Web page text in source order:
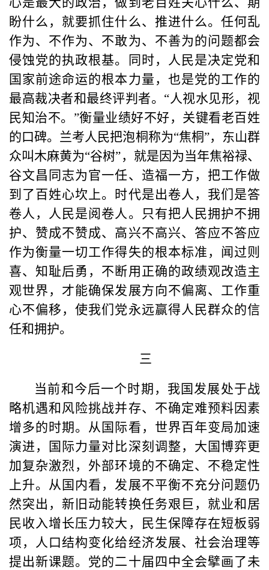
盼什么，就要抓住什么、推进什么。任何乱
作为、不作为、不敢为、不善为的问题都会
侵蚀党的执政根基。同时，人民是决定党和
国家前途命运的根本力量，也是党的工作的
最高裁决者和最终评判者。“人视水见形，视
民知治不。”衡量业绩好不好，关键看老百姓
的口碑。兰考人民把泡桐称为“焦桐”，东山群
众叫木麻黄为“谷树”，就是因为当年焦裕禄、
谷文昌同志为官一任、造福一方，把工作做
到了百姓心坎上。时代是出卷人，我们是答
卷人，人民是阅卷人。只有把人民拥护不拥
护、赞成不赞成、高兴不高兴、答应不答应
作为衡量一切工作得失的根本标准，闻过则
喜、知耻后勇，不断用正确的政绩观改造主
观世界，才能确保发展方向不偏离、工作重
心不偏移，使我们党永远赢得人民群众的信
任和拥护。
三
当前和今后一个时期，我国发展处于战
略机遇和风险挑战并存、不确定难预料因素
增多的时期。从国际看，世界百年变局加速
演进，国际力量对比深刻调整，大国博弈更
加复杂激烈，外部环境的不确定、不稳定性
上升。从国内看，发展不平衡不充分问题仍
然突出，新旧动能转换任务艰巨，就业和居
民收入增长压力较大，民生保障存在短板弱
项，人口结构变化给经济发展、社会治理等
提出新课题。党的二十届四中全会擘画了未